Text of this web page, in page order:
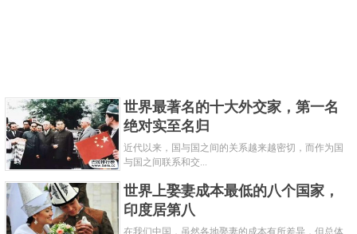
世界最著名的十大外交家，第一名
绝对实至名归
近代以来，国与国之间的关系越来越密切，而作为国
与国之间联系和交...
世界上娶妻成本最低的八个国家，
印度居第八
在我们中国，虽然各地娶妻的成本有所差异，但总体